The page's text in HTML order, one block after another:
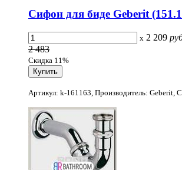
Сифон для биде Geberit
x 2 209
2 483
Скидка 11%
Артикул: k-161163, Производитель: Geberit,